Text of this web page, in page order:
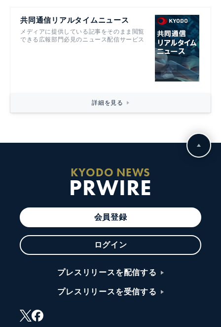
共同通信リアルタイムニュース
メディアに提供している記事をそのまま閲覧
できる広報部門必見のニュース配信サービス
詳細を見る
KYODO NEWS
PRWIRE
会員登録
ログイン
プレスリリースを配信する
プレスリリースを受信する